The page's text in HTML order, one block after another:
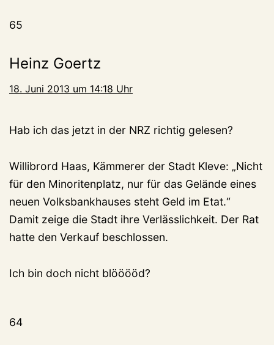
65
Heinz Goertz
18. Juni 2013 um 14:18 Uhr
Hab ich das jetzt in der NRZ richtig gelesen?
Willibrord Haas, Kämmerer der Stadt Kleve: „Nicht
für den Minoritenplatz, nur für das Gelände eines
neuen Volksbankhauses steht Geld im Etat.“
Damit zeige die Stadt ihre Verlässlichkeit. Der Rat
hatte den Verkauf beschlossen.
Ich bin doch nicht blööööd?
64